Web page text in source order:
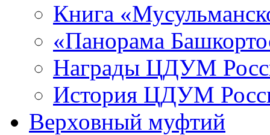
Книга
«Панорама
Награды ЦДУМ
История ЦДУМ
Верховный муфтий